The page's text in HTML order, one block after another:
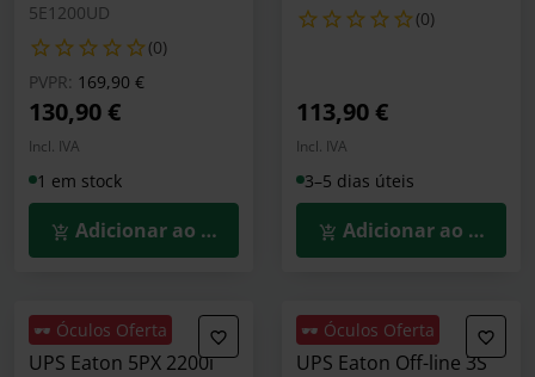
5E1200UD
(0)
PVPR: Preço reduzido de
169,90 €para
130,90 €
Incl. IVA
1 em stock
Adicionar ao Carrinho
(0)
113,90 €
Incl. IVA
3–5 dias úteis
Adicionar ao
🕶️ Óculos Oferta
UPS Eaton 5PX 2200i
🕶️ Óculos Oferta
UPS Eaton Off-line 3S